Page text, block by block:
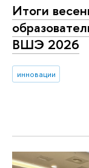
Итоги
ВШЭ 2026
инновации